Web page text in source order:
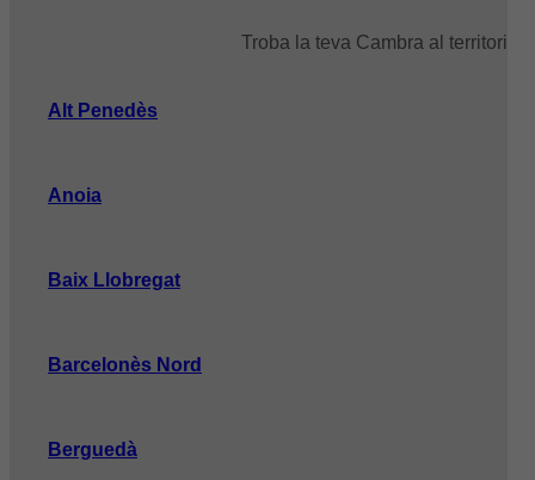
Troba la teva Cambra al territori
Alt Penedès
Anoia
Baix Llobregat
Barcelonès Nord
Berguedà